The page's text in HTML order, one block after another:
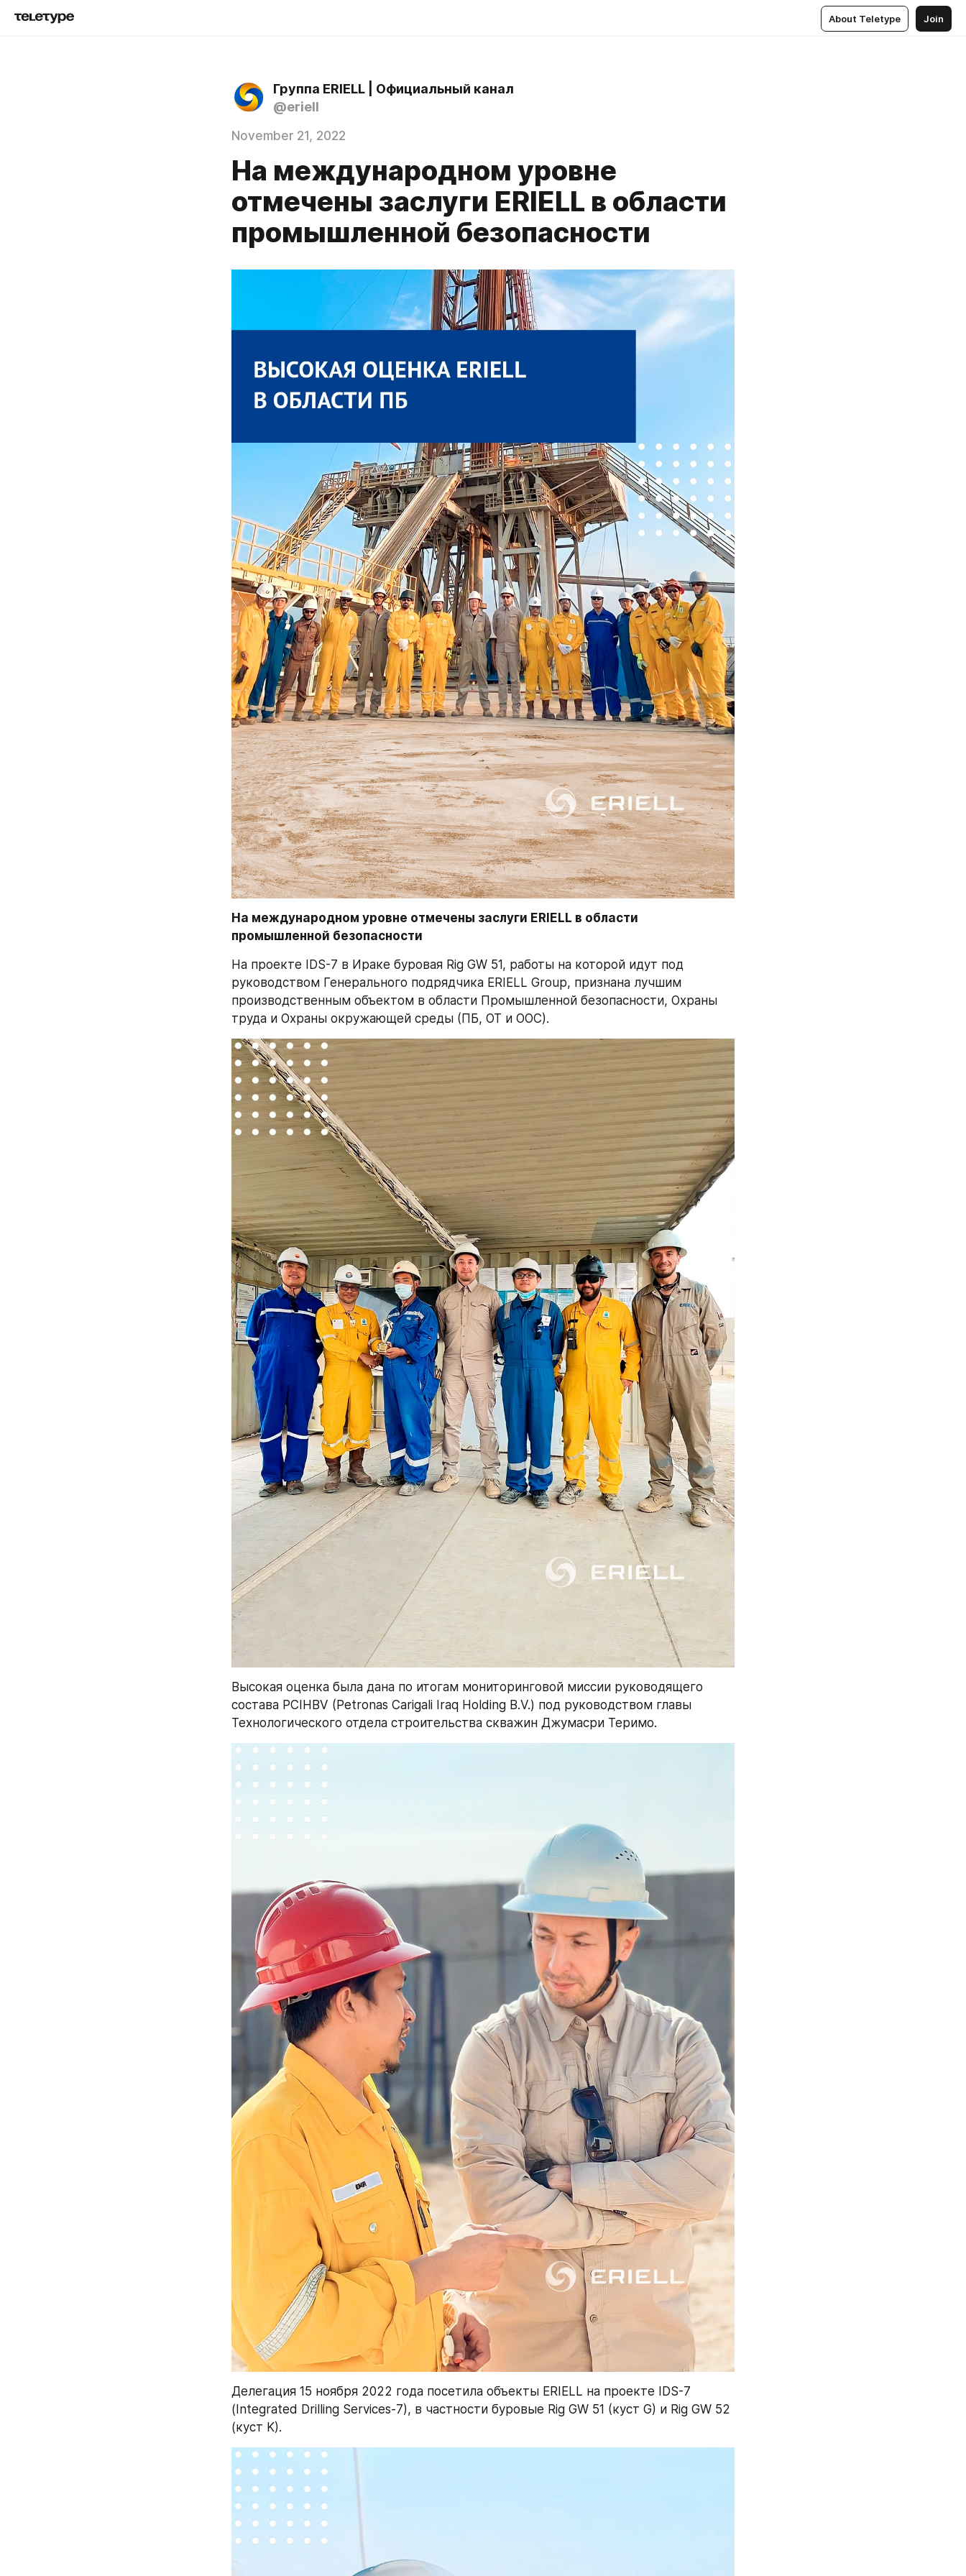
About Teletype Join
Группа ERIELL | Официальный канал
@eriell
November 21, 2022
На международном уровне
отмечены заслуги ERIELL в области
промышленной безопасности
На международном уровне отмечены заслуги ERIELL в области
промышленной безопасности
На проекте IDS-7 в Ираке буровая Rig GW 51, работы на которой идут под
руководством Генерального подрядчика ERIELL Group, признана лучшим
производственным объектом в области Промышленной безопасности, Охраны
труда и Охраны окружающей среды (ПБ, ОТ и ООС).
Высокая оценка была дана по итогам мониторинговой миссии руководящего
состава PCIHBV (Petronas Carigali Iraq Holding B.V.) под руководством главы
Технологического отдела строительства скважин Джумасри Теримо.
Делегация 15 ноября 2022 года посетила объекты ERIELL на проекте IDS-7
(Integrated Drilling Services-7), в частности буровые Rig GW 51 (куст G) и Rig GW 52
(куст K).